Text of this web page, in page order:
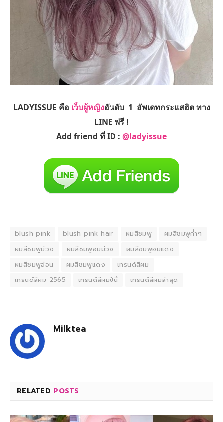
LADYISSUE คือ เว็บผู้หญิงอันดับ 1 อัพเดทกระแสฮิต ทาง
LINE ฟรี !
Add friend ที่ ID : @ladyissue
blush pink blush pink hair ผมสีชมพู
ผมสีชมพูก่ำๆ
ผมสีชมพูม่วง
ผมสีชมพูอมม่วง
ผมสีชมพูอมแดง
ผมสีชมพูอ่อน
ผมสีชมพูแดง
เทรนด์สีผม
เทรนด์สีผม 2565
เทรนด์สีผมปีนี้ เทรนด์สีผมล่าสุด
Milktea
RELATED POSTS